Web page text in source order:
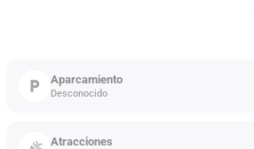
Aparcamiento
Desconocido
Atracciones